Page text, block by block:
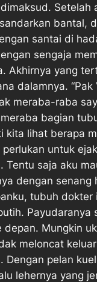
Setelah
bantal,
santai di
sengaja
Akhirnya yang
dalamnya. “Pak
meraba-raba
bagian
kita lihat berapa
untuk
Tentu saja aku
dengan senang
tubuh dokter
Payudaranya
depan. Mungkin
meloncat
Dengan pelan
lehernya yang